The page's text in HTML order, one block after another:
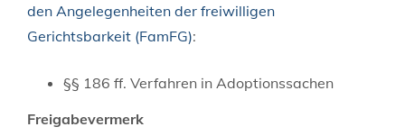
den Angelegenheiten der freiwilligen
Gerichtsbarkeit (FamFG):
§§ 186 ff. Verfahren in Adoptionssachen
Freigabevermerk